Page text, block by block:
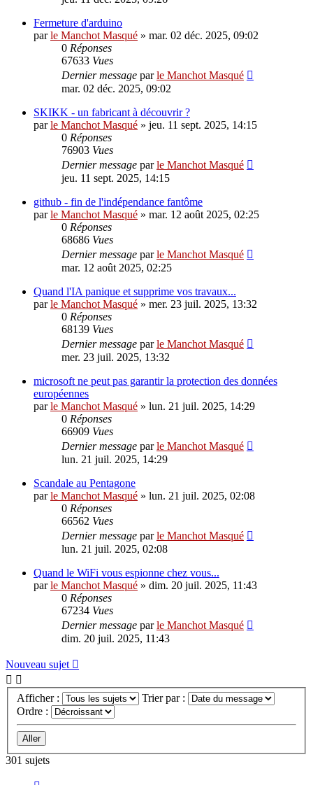
Fermeture d'arduino
parle Manchot Masqué » mar. 02 déc. 2025, 09:02
0 Réponses
67633 Vues
Dernier message parle Manchot Masqué
mar. 02 déc. 2025, 09:02
SKIKK - un fabricant à découvrir ?
parle Manchot Masqué » jeu. 11 sept. 2025, 14:15
0 Réponses
76903 Vues
Dernier message parle Manchot Masqué
jeu. 11 sept. 2025, 14:15
github - fin de l'indépendance fantôme
parle Manchot Masqué » mar. 12 août 2025, 02:25
0 Réponses
68686 Vues
Dernier message parle Manchot Masqué
mar. 12 août 2025, 02:25
Quand l'IA panique et supprime vos travaux...
parle Manchot Masqué » mer. 23 juil. 2025, 13:32
0 Réponses
68139 Vues
Dernier message parle Manchot Masqué
mer. 23 juil. 2025, 13:32
microsoft ne peut pas garantir la protection des données
européennes
parle Manchot Masqué » lun. 21 juil. 2025, 14:29
0 Réponses
66909 Vues
Dernier message parle Manchot Masqué
lun. 21 juil. 2025, 14:29
Scandale au Pentagone
parle Manchot Masqué » lun. 21 juil. 2025, 02:08
0 Réponses
66562 Vues
Dernier message parle Manchot Masqué
lun. 21 juil. 2025, 02:08
Quand le WiFi vous espionne chez vous...
parle Manchot Masqué » dim. 20 juil. 2025, 11:43
0 Réponses
67234 Vues
Dernier message parle Manchot Masqué
dim. 20 juil. 2025, 11:43
Nouveau sujet
Afficher :
Trier par :
Ordre :
301 sujets